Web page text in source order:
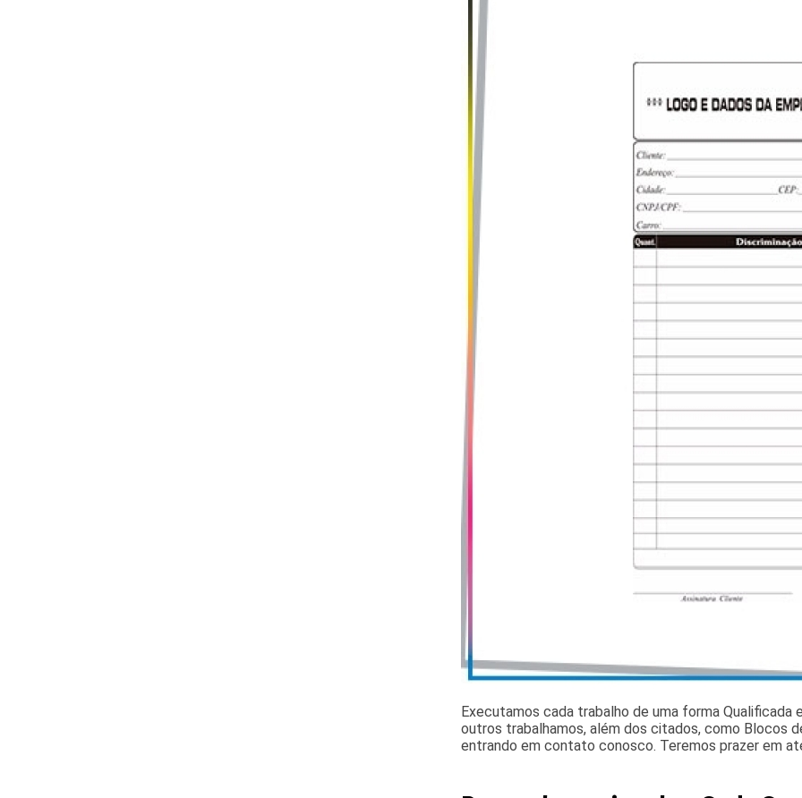
Executamos cada trabalho de uma forma
outros trabalhamos, além dos citados, como Blocos
entrando em contato conosco. Teremos prazer em